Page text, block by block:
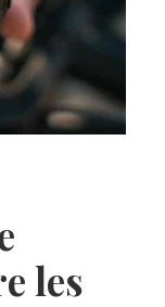
les